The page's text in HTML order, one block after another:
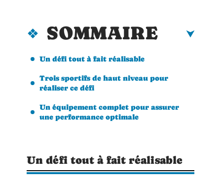
SOMMAIRE
Un défi tout à fait réalisable
Trois sportifs de haut niveau pour
réaliser ce défi
Un équipement complet pour assurer
une performance optimale
Un défi tout à fait réalisable